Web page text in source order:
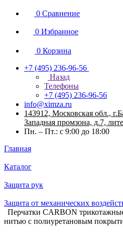
0 Сравнение
0 Избранное
0 Корзина
+7 (495) 236-96-56
Назад
Телефоны
+7 (495) 236-96-56
info@ximza.ru
143912, Московская обл.,
Западная промзона, д.7,
Пн. – Пт.: с 9:00 до 18:00
Главная
Каталог
Защита рук
Защита от механических
Перчатки CARBON
нитью с полиуретановым